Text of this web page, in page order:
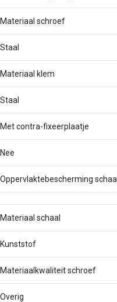
Materiaal schroef
Staal
Materiaal klem
Staal
Met contra-fixeerplaatje
Nee
Oppervlaktebescherming schaal
Materiaal schaal
Kunststof
Materiaalkwaliteit schroef
Overig